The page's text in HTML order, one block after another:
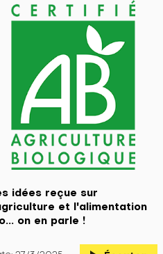
idées reçue sur
et l'alimentation
on en parle !